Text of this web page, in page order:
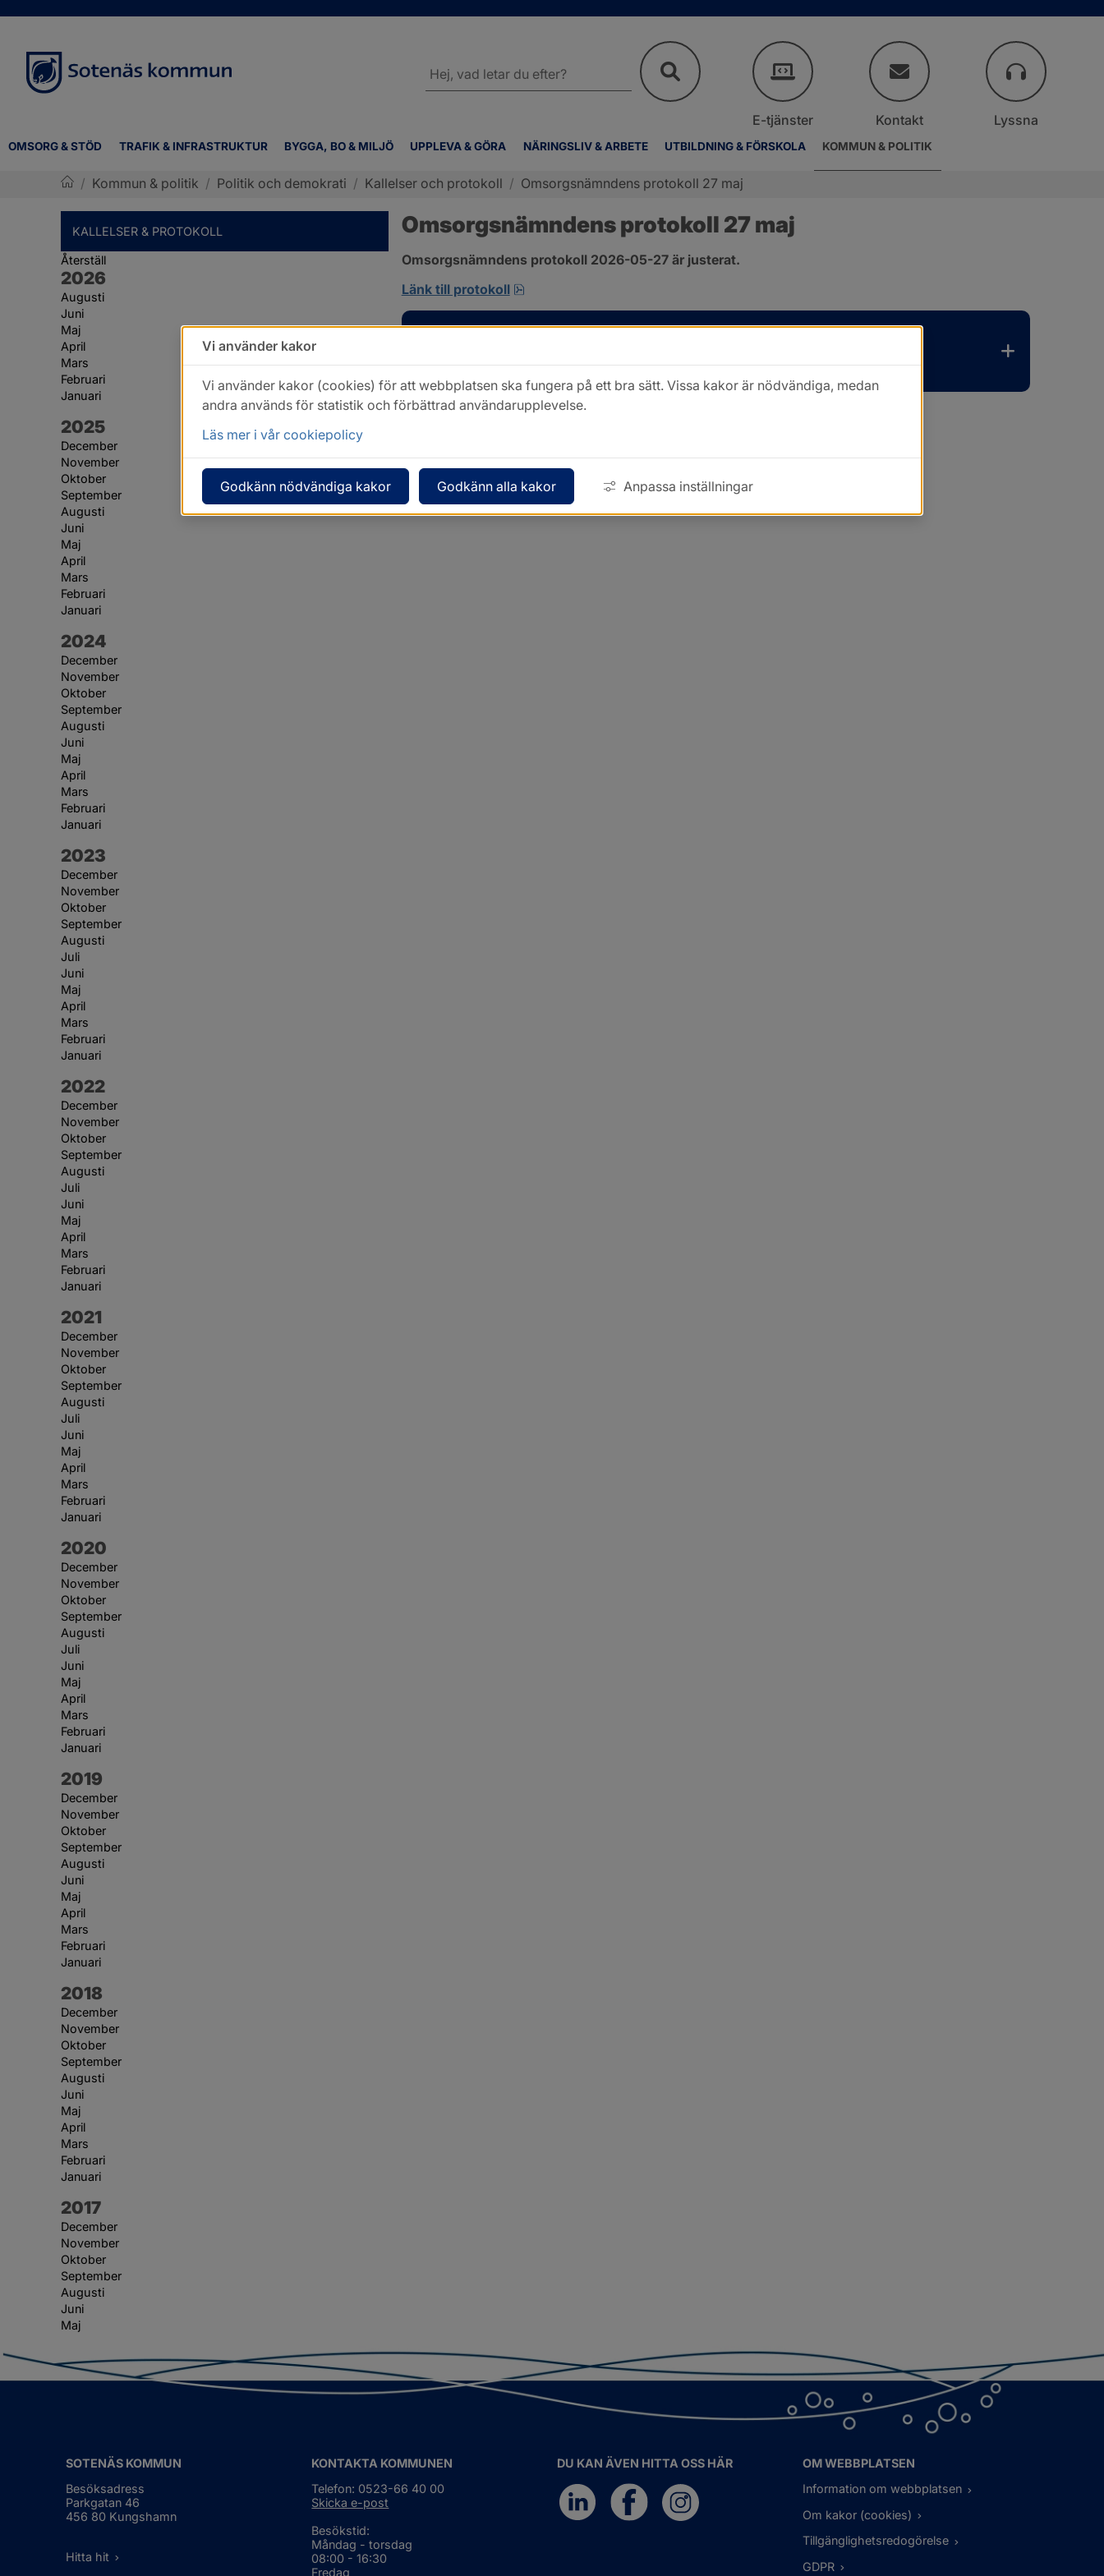
OMSORG & STÖD TRAFIK & INFRASTRUKTUR BYGGA, BO & MILJÖ UPPLEVA & GÖRA NÄRINGSLIV & ARBETE UTBILDNING & FÖRSKOLA KOMMUN & POLITIK
webbplatsen
E-tjänster Kontakt Lyssna
/ Kommun & politik / Politik och demokrati / Kallelser och protokoll / Omsorgsnämndens protokoll 27 maj
KALLELSER & PROTOKOLL
Återställ
År:
2026
Augusti
Juni
Maj
April
Mars
Februari
Januari
År:
2025
December
November
Oktober
September
Augusti
Juni
Maj
April
Mars
Februari
Januari
År:
2024
December
November
Oktober
September
Augusti
Juni
Maj
April
Mars
Februari
Januari
År:
2023
December
November
Oktober
September
Augusti
Juli
Juni
Maj
April
Mars
Februari
Januari
År:
2022
December
November
Oktober
September
Augusti
Juli
Juni
Maj
April
Mars
Februari
Januari
År:
2021
December
November
Oktober
September
Augusti
Juli
Juni
Maj
April
Mars
Februari
Januari
År:
2020
December
November
Oktober
September
Augusti
Juli
Juni
Maj
April
Mars
Februari
Januari
År:
2019
December
November
Oktober
September
Augusti
Juni
Maj
April
Mars
Februari
Januari
År:
2018
December
November
Oktober
September
Augusti
Juni
Maj
April
Mars
Februari
Januari
År:
2017
December
November
Oktober
September
Augusti
Juni
Maj
Omsorgsnämndens protokoll 27 maj
Omsorgsnämndens protokoll 2026-05-27 är justerat.
Länk till protokoll
pdf, 310.3 kB, öppnas i nytt fönster.
SOTENÄS KOMMUN
Besöksadress
Parkgatan 46
456 80 Kungshamn
Hitta hit
KONTAKTA KOMMUNEN
Telefon: 0523-66 40 00
Skicka e-post
Besökstid:
Måndag - torsdag
08:00 - 16:30
Fredag
DU KAN ÄVEN HITTA OSS HÄR
OM WEBBPLATSEN
Information om webbplatsen
Om kakor (cookies)
Tillgänglighetsredogörelse
GDPR
Vi använder kakor
Vi använder kakor (cookies) för att webbplatsen ska fungera på ett bra sätt. Vissa kakor är nödvändiga, medan
andra används för statistik och förbättrad användarupplevelse.
Läs mer i vår cookiepolicy
Godkänn nödvändiga kakor Godkänn alla kakor Anpassa inställningar